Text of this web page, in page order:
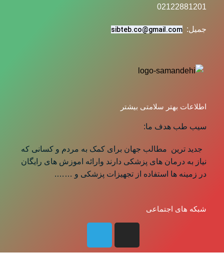
02122881201
جمیل:sibteb.co@gmail.com
اطلاعات بهتر سلامتی بیشتر
سیب طب هدف ما:
جدید ترین مطالب جهان برای کمک به مردم و کسانی که
نیاز به درمان های پزشکی دارند وارائه اموزش های رایگان
در زمینه ها استفاده از تجهیزات پزشکی و …….
شبکه های اجتماعی